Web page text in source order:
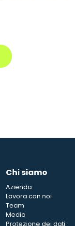
Chi siamo
Azienda
Lavora con noi
Team
Media
Protezione dei dati